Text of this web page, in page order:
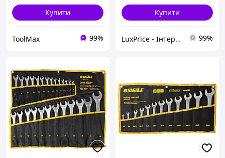
Купити
ToolMax 99%
Купити
LuxPrice - Інтернет магазин інструментів і автоаксесуарів 99%